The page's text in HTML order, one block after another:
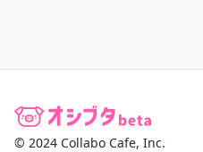
© 2024 Collabo Cafe, Inc.